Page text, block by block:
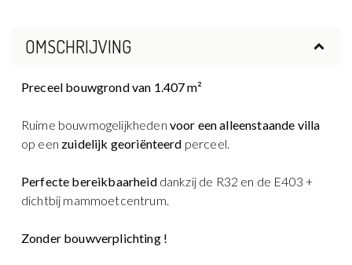
OMSCHRIJVING
Preceel bouwgrond van 1.407 m²
Ruime bouwmogelijkheden voor een alleenstaande villa
op een zuidelijk georiënteerd perceel.
Perfecte bereikbaarheiddankzij de R32 en de E403 +
dichtbij mammoetcentrum.
Zonder bouwverplichting !